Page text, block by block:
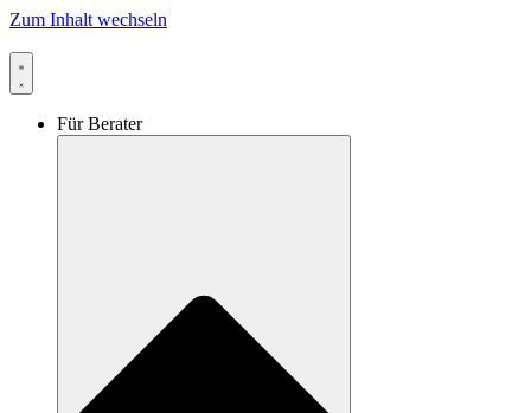
Zum Inhalt wechseln
Für Berater